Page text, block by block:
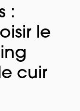
:
le
cuir